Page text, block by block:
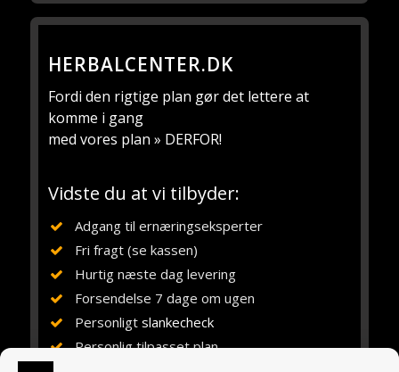
HERBALCENTER.DK
Fordi den rigtige plan gør det lettere at
komme i gang
med vores plan » DERFOR!
Vidste du at vi tilbyder:
Adgang til ernæringseksperter
Fri fragt (se kassen)
Hurtig næste dag levering
Forsendelse 7 dage om ugen
Personligtslankecheck
Personlig tilpasset plan